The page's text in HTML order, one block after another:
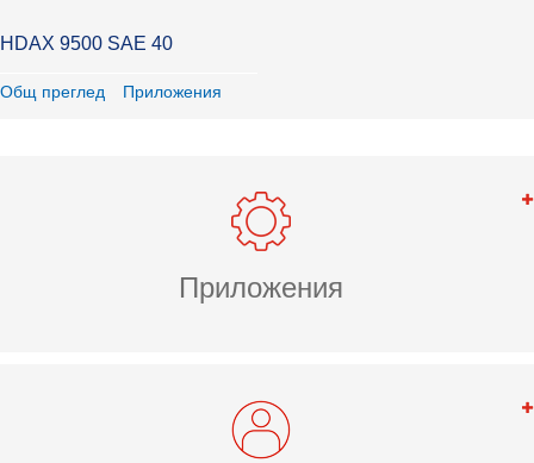
HDAX 9500 SAE 40
Общ преглед Приложения
Приложения